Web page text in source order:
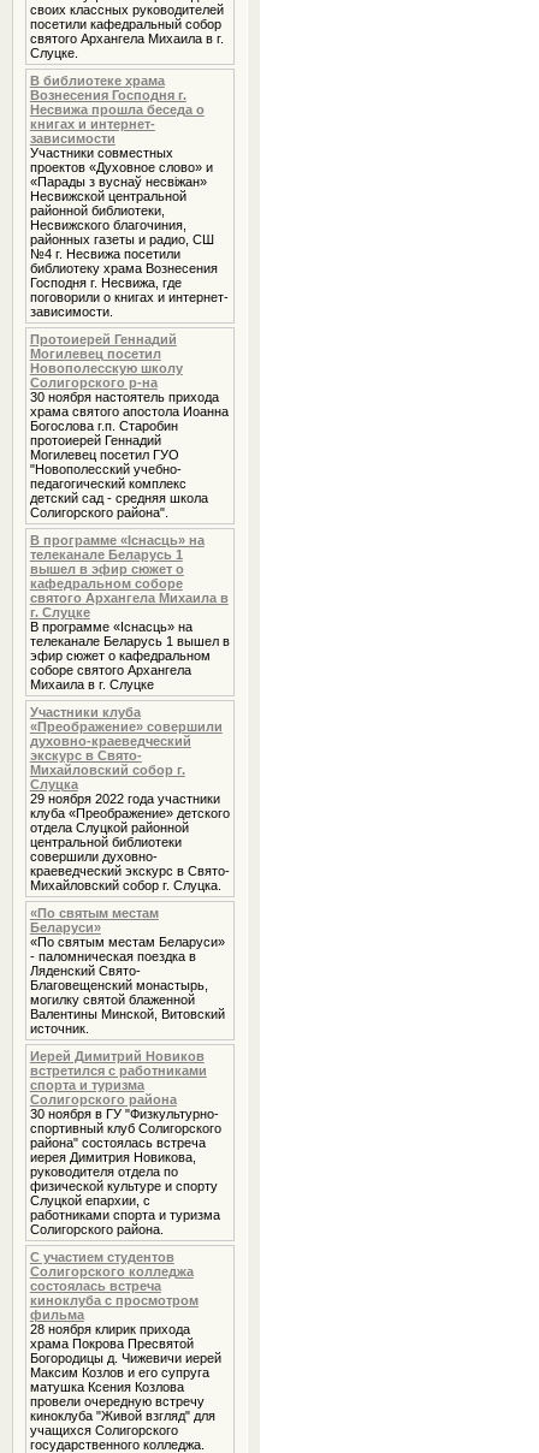
своих классных руководителей
посетили кафедральный собор
святого Архангела Михаила в г.
Слуцке.
В библиотеке храма
Вознесения Господня г.
Несвижа прошла беседа о
книгах и интернет-
зависимости
Участники совместных
проектов «Духовное слово» и
«Парады з вуснаў несвіжан»
Несвижской центральной
районной библиотеки,
Несвижского благочиния,
районных газеты и радио, СШ
№4 г. Несвижа посетили
библиотеку храма Вознесения
Господня г. Несвижа, где
поговорили о книгах и интернет-
зависимости.
Протоиерей Геннадий
Могилевец посетил
Новополесскую школу
Солигорского р-на
30 ноября настоятель прихода
храма святого апостола Иоанна
Богослова г.п. Старобин
протоиерей Геннадий
Могилевец посетил ГУО
"Новополесский учебно-
педагогический комплекс
детский сад - средняя школа
Солигорского района".
В программе «Iснасць» на
телеканале Беларусь 1
вышел в эфир сюжет о
кафедральном соборе
святого Архангела Михаила в
г. Слуцке
В программе «Iснасць» на
телеканале Беларусь 1 вышел в
эфир сюжет о кафедральном
соборе святого Архангела
Михаила в г. Слуцке
Участники клуба
«Преображение» совершили
духовно-краеведческий
экскурс в Свято-
Михайловский собор г.
Слуцка
29 ноября 2022 года участники
клуба «Преображение» детского
отдела Слуцкой районной
центральной библиотеки
совершили духовно-
краеведческий экскурс в Свято-
Михайловский собор г. Слуцка.
«По святым местам
Беларуси»
«По святым местам Беларуси»
- паломническая поездка в
Ляденский Свято-
Благовещенский монастырь,
могилку святой блаженной
Валентины Минской, Витовский
источник.
Иерей Димитрий Новиков
встретился с работниками
спорта и туризма
Солигорского района
30 ноября в ГУ "Физкультурно-
спортивный клуб Солигорского
района" состоялась встреча
иерея Димитрия Новикова,
руководителя отдела по
физической культуре и спорту
Слуцкой епархии, с
работниками спорта и туризма
Солигорского района.
С участием студентов
Солигорского колледжа
состоялась встреча
киноклуба с просмотром
фильма
28 ноября клирик прихода
храма Покрова Пресвятой
Богородицы д. Чижевичи иерей
Максим Козлов и его супруга
матушка Ксения Козлова
провели очередную встречу
киноклуба "Живой взгляд" для
учащихся Солигорского
государственного колледжа.